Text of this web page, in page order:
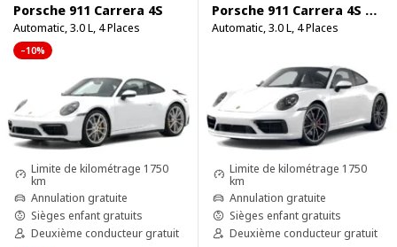
Porsche 911 Carrera 4S
Automatic, 3.0 L, 4 Places
–10%
Limite de kilométrage 1750
km
Annulation gratuite
Sièges enfant gratuits
Deuxième conducteur gratuit
Porsche 911 Carrera 4S 750HP
Automatic, 3.0 L, 4 Places
Limite de kilométrage 1750
km
Annulation gratuite
Sièges enfant gratuits
Deuxième conducteur gratuit